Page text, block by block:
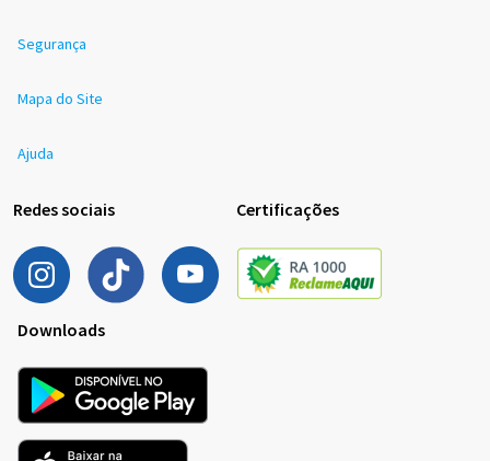
Segurança
Mapa do Site
Ajuda
Redes sociais Certificações
Downloads